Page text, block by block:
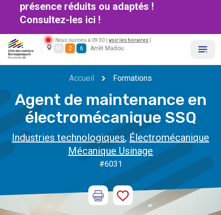
présence réduits ou adaptés !
Consultez-les ici !
Nous ouvrons à 09:30 ( voir les horaires )
M 2 6 Arrêt Madou
Accueil Formations
Agent de maintenance en
électromécanique SSQ
Industries technologiques, Électromécanique
Mécanique Usinage
#6031